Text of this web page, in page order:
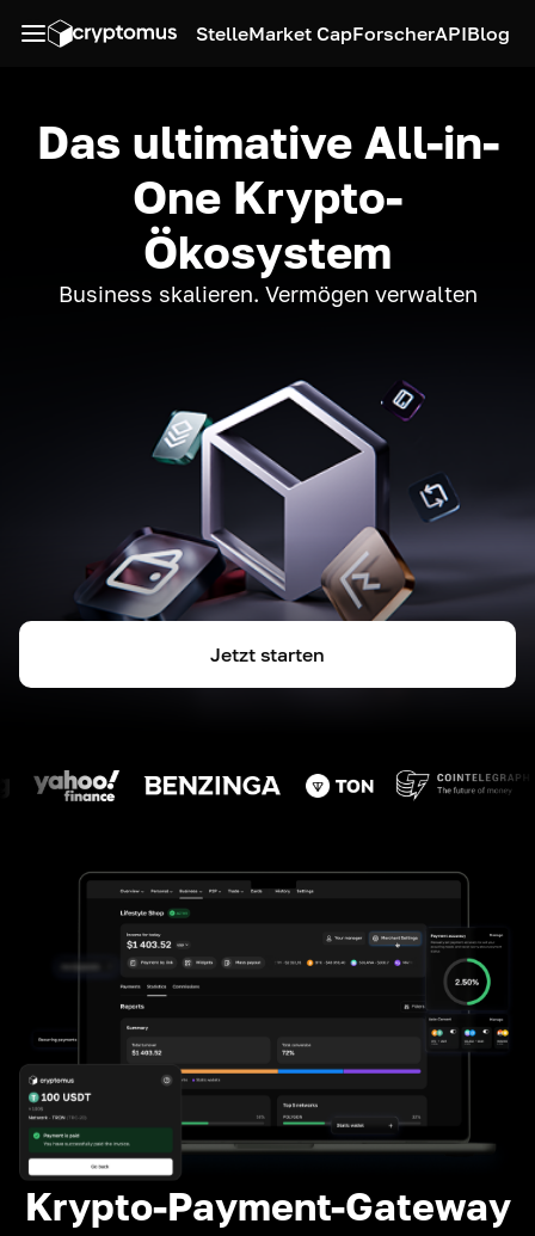
StelleMarket CapForscherAPIBlog
Das ultimative All-in-
One Krypto-
Ökosystem
Business skalieren. Vermögen verwalten
Jetzt starten
Krypto-Payment-Gateway